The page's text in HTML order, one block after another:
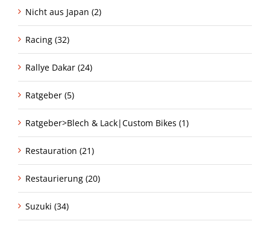
Nicht aus Japan (2)
Racing (32)
Rallye Dakar (24)
Ratgeber (5)
Ratgeber>Blech & Lack|Custom Bikes (1)
Restauration (21)
Restaurierung (20)
Suzuki (34)